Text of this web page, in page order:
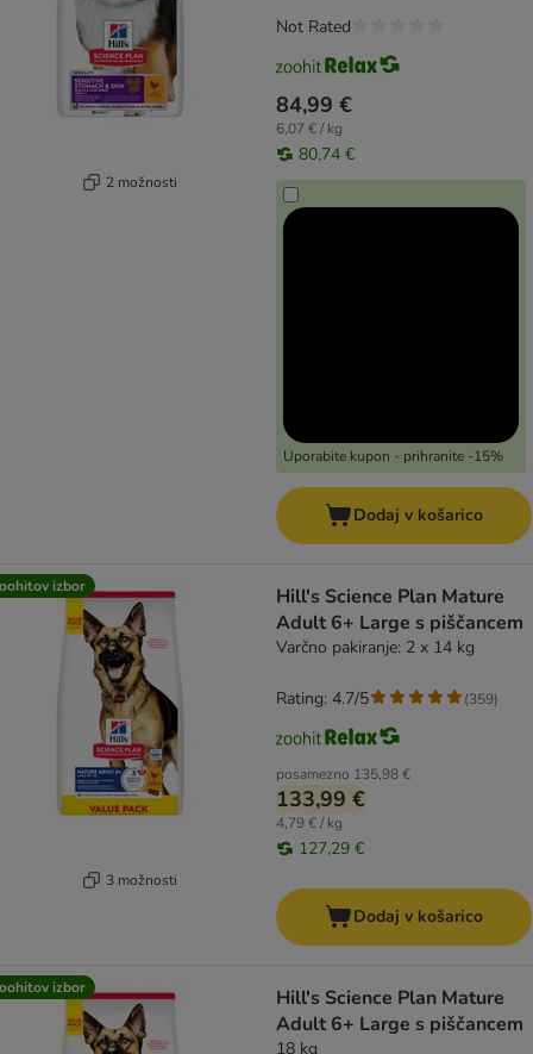
2 možnosti
84,99 €
6,07 € / kg
80,74 €
Uporabite kupon - prihranite -15%
Not Rated
Dodaj v košarico
izbor
3 možnosti
Hill's Science Plan Mature
Adult 6+ Large s piščancem
Varčno pakiranje: 2 x 14 kg
posamezno 135,98 €
133,99 €
4,79 € / kg
127,29 €
Rating: 4.7/5 (359)
Dodaj v košarico
izbor
Hill's Science Plan Mature
Adult 6+ Large s piščancem
18 kg